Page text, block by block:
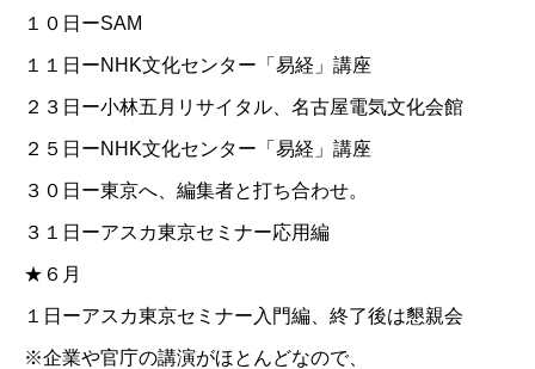
１０日ーSAM
１１日ーNHK文化センター「易経」講座
２３日ー小林五月リサイタル、名古屋電気文化会館
２５日ーNHK文化センター「易経」講座
３０日ー東京へ、編集者と打ち合わせ。
３１日ーアスカ東京セミナー応用編
★６月
１日ーアスカ東京セミナー入門編 、終了後は懇親会
※企業や官庁の講演がほとんどなので、